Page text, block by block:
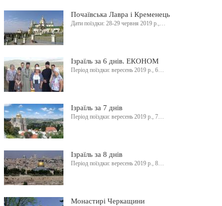
Почаївська Лавра і Кременець
Дати поїздки: 28-29 червня 2019 р.,…
Ізраїль за 6 днів. ЕКОНОМ
Період поїздки: вересень 2019 р., 6…
Ізраїль за 7 днів
Період поїздки: вересень 2019 р., 7…
Ізраїль за 8 днів
Період поїздки: вересень 2019 р., 8…
Монастирі Черкащини